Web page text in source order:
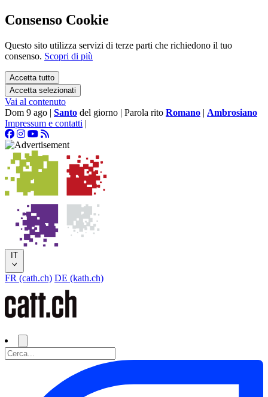
Consenso Cookie
Questo sito utilizza servizi di terze parti che richiedono il tuo
consenso. Scopri di più
Accetta tutto
Accetta selezionati
Vai al contenuto
Dom 9 ago | Santo del giorno | Parola rito Romano | Ambrosiano
Impressum e contatti |
IT
FR (cath.ch) DE (kath.ch)